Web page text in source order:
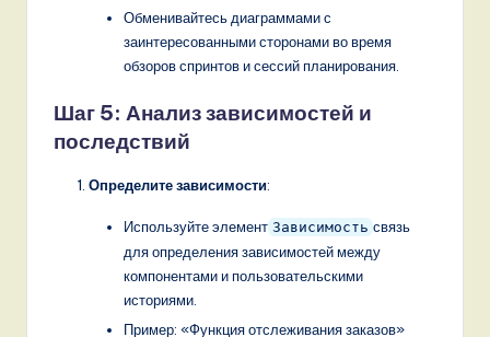
Обменивайтесь диаграммами с
заинтересованными сторонами во время
обзоров спринтов и сессий планирования.
Шаг 5: Анализ зависимостей и
последствий
Определите зависимости:
Используйте элемент Зависимость связь
для определения зависимостей между
компонентами и пользовательскими
историями.
Пример: «Функция отслеживания заказов»